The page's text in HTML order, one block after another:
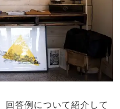
回答例について紹介して